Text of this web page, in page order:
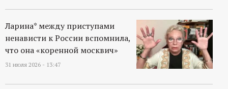
Ларина* между приступами
ненависти к России вспомнила,
что она «коренной москвич»
31 июля 2026 - 13:47